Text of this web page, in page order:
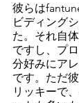
彼らは
ビディング
た。それ自
ですし、プ
分好みにア
です。ただ
リッキーで